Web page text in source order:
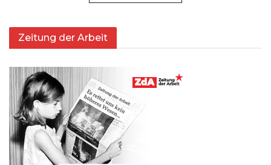
Zeitung der Arbeit